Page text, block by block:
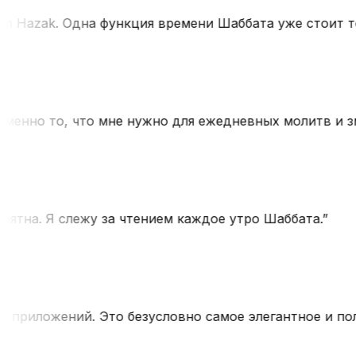
Одна функция времени Шаббата уже стоит
то, что мне нужно для ежедневных молитв и
Я слежу за чтением каждое утро Шаббата.”
Это безусловно самое элегантное и